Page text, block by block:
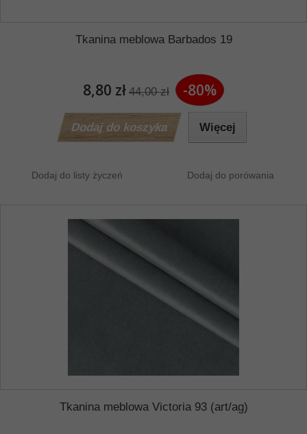
Tkanina meblowa Barbados 19
8,80 zł 44,00 zł -80%
Dodaj do koszyka Więcej
Dodaj do listy życzeń Dodaj do porówania
Tkanina meblowa Victoria 93 (art/ag)